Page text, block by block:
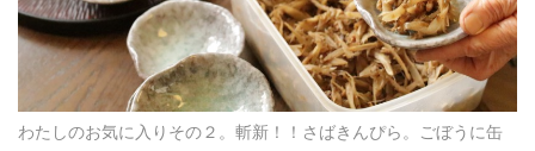
わたしのお気に入りその２。斬新！！さばきんぴら。ごぼうに缶